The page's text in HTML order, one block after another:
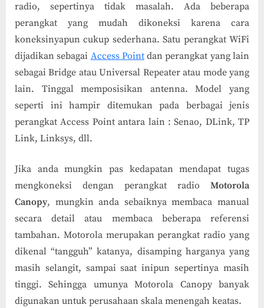
radio, sepertinya tidak masalah. Ada beberapa
perangkat yang mudah dikoneksi karena cara
koneksinyapun cukup sederhana. Satu perangkat WiFi
dijadikan sebagai Access Pointdan perangkat yang lain
sebagai Bridge atau Universal Repeater atau mode yang
lain. Tinggal memposisikan antenna. Model yang
seperti ini hampir ditemukan pada berbagai jenis
perangkat Access Point antara lain : Senao, DLink, TP
Link, Linksys, dll.
Jika anda mungkin pas kedapatan mendapat tugas
mengkoneksi dengan perangkat radio Motorola
Canopy, mungkin anda sebaiknya membaca manual
secara detail atau membaca beberapa referensi
tambahan. Motorola merupakan perangkat radio yang
dikenal “tangguh” katanya, disamping harganya yang
masih selangit, sampai saat inipun sepertinya masih
tinggi. Sehingga umunya Motorola Canopy banyak
digunakan untuk perusahaan skala menengah keatas.